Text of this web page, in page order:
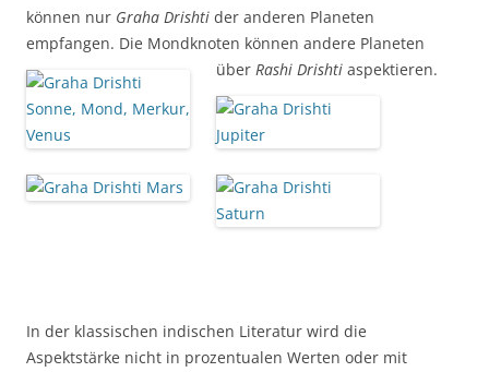
können nur Graha Drishti der anderen Planeten
empfangen. Die Mondknoten können andere Planeten
über Rashi Drishti aspektieren.
In der klassischen indischen Literatur wird die
Aspektstärke nicht in prozentualen Werten oder mit